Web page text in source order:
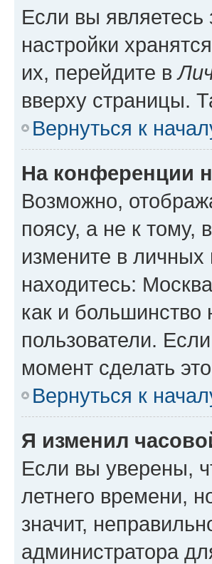
Если вы являетесь
настройки
их, перейдите в
вверху страницы.
Вернуться к
На конференции
Возможно,
поясу, а не к тому,
измените в личных
находитесь:
как и большинство
пользователи.
момент сделать
Вернуться к
Я изменил
Если вы уверены,
летнего времени,
значит,
администратора